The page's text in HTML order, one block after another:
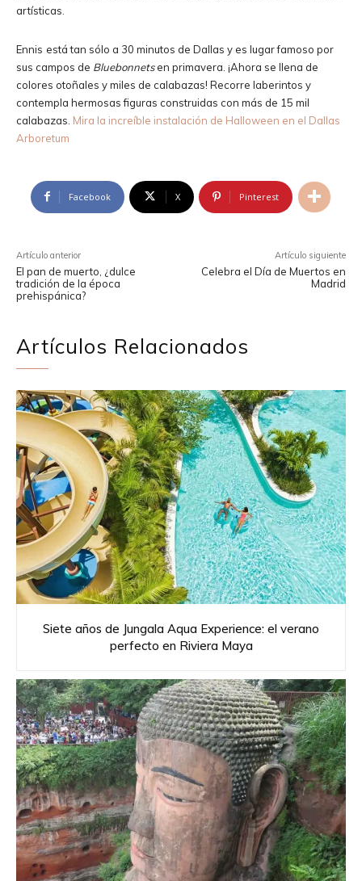
artísticas.
Ennis está tan sólo a 30 minutos de Dallas y es lugar famoso por
sus campos de Bluebonnetsen primavera. ¡Ahora se llena de
colores otoñales y miles de calabazas! Recorre laberintos y
contempla hermosas figuras construidas con más de 15 mil
calabazas. Mira la increíble instalación de Halloween en el Dallas
Arboretum
Facebook X Pinterest
Artículo anterior
El pan de muerto, ¿dulce
tradición de la época
prehispánica?
Artículo siguiente
Celebra el Día de Muertos en
Madrid
Artículos Relacionados
Siete años de Jungala Aqua Experience: el verano
perfecto en Riviera Maya